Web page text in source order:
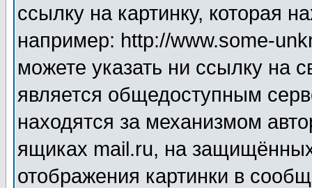
ссылку на картинку, которая
например: http://www.some-
можете указать ни ссылку на
является общедоступным
находятся за механизмом
ящиках mail.ru, на
отображения картинки в